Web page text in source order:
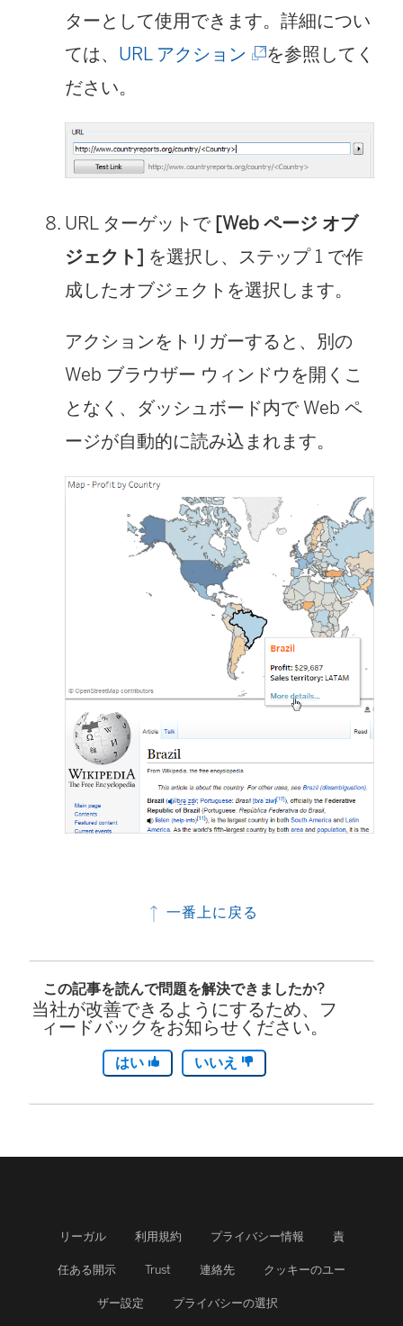
ターとして使用できます。詳細につい
ては、 URL アクション (
し
い
ィ
ン
ド
で
リ
ン
ク
開
く
を参照してく
ださい。
URL ターゲットで [Web ページ オブ
ジェクト] を選択し、ステップ 1 で作
成したオブジェクトを選択します。
アクションをトリガーすると、別の
Web ブラウザー ウィンドウを開くこ
となく、ダッシュボード内で Web ペ
ージが自動的に読み込まれます。
一番上に戻る
この記事を読んで問題を解決できましたか?
当社が改善できるようにするため、フ
ィードバックをお知らせください。
はい いいえ
リーガル 利用規約 プライバシー情報 責
任ある開示 Trust 連絡先 クッキーのユー
ザー設定 プライバシーの選択